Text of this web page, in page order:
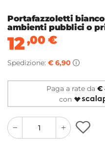
Portafazzoletti
ambienti pubblici o
12,00€
Spedizione: € 6,90
Paga a rate da €
con
quantity
button
quantity
minus
button